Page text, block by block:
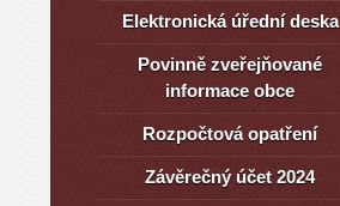
Elektronická úřední deska
Povinně zveřejňované
informace obce
Rozpočtová opatření
Závěrečný účet 2024